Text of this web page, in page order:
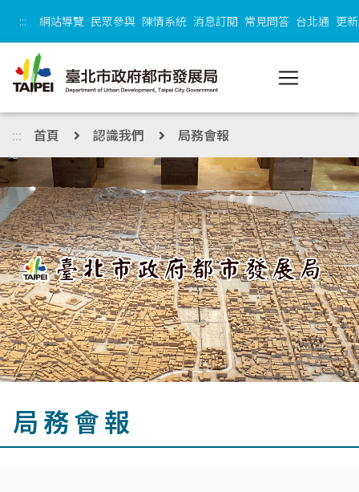
::: 網站導覽 民眾參與 陳情系統 消息訂閱 常見問答 台北通 更
::: 首頁 認識我們 局務會報
局務會報